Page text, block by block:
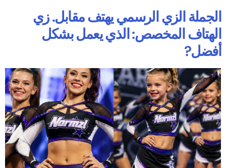
الجملة الزي الرسمي يهتف مقابل. زي
الهتاف المخصص: الذي يعمل بشكل
أفضل?